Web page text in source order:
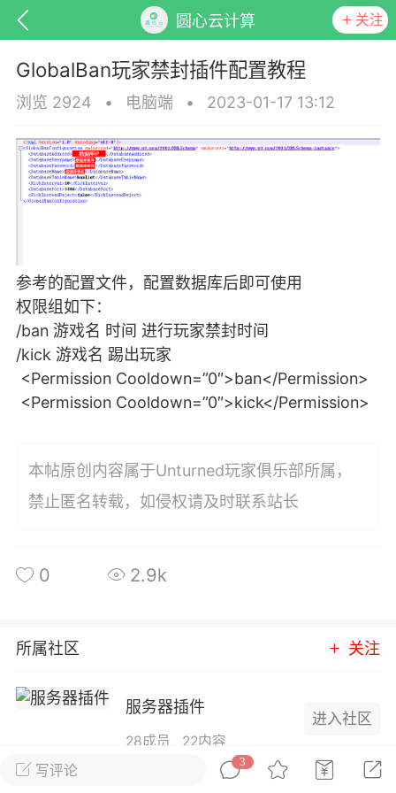
圆心云计算 关注
器租用 圆心云Unturned服务器开服联
年官方合作伙伴
+4
09 16:40
公开内容
0
Lv 1.浆果
公开内容
写评论
3
GlobalBan玩家禁封插件配置教程
浏览 2924 • 电脑端 • 2023-01-17 13:12
参考的配置文件，配置数据库后即可使用
权限组如下：
/ban 游戏名 时间 进行玩家禁封时间
/kick 游戏名 踢出玩家
<Permission Cooldown=”0″>ban</Permission>
<Permission Cooldown=”0″>kick</Permission>
本帖原创内容属于Unturned玩家俱乐部所属，
禁止匿名转载，如侵权请及时联系站长
0 2.9k
所属社区 关注
服务器插件
28成员 22内容
进入社区
发布适用于服务器的插件，包含免费插件和付费插